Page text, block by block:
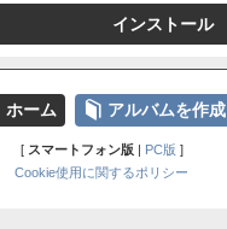
インストール
ホーム 📕 アルバムを作成
[ スマートフォン版| PC版 ]
Cookie使用に関するポリシー